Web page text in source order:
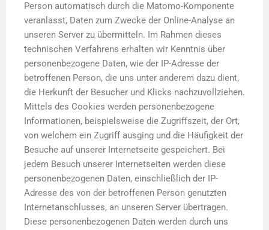
Person automatisch durch die Matomo-Komponente
veranlasst, Daten zum Zwecke der Online-Analyse an
unseren Server zu übermitteln. Im Rahmen dieses
technischen Verfahrens erhalten wir Kenntnis über
personenbezogene Daten, wie der IP-Adresse der
betroffenen Person, die uns unter anderem dazu dient,
die Herkunft der Besucher und Klicks nachzuvollziehen.
Mittels des Cookies werden personenbezogene
Informationen, beispielsweise die Zugriffszeit, der Ort,
von welchem ein Zugriff ausging und die Häufigkeit der
Besuche auf unserer Internetseite gespeichert. Bei
jedem Besuch unserer Internetseiten werden diese
personenbezogenen Daten, einschließlich der IP-
Adresse des von der betroffenen Person genutzten
Internetanschlusses, an unseren Server übertragen.
Diese personenbezogenen Daten werden durch uns